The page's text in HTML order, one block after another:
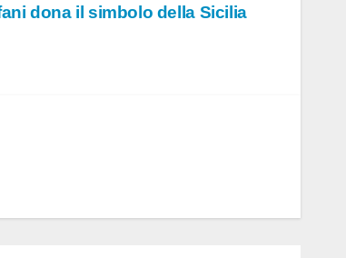
dona il simbolo della Sicilia